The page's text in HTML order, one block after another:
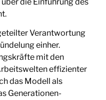
Verantwortung
einher.
mit den
effizienter
das Modell als
Generationen-